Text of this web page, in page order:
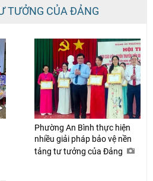
TƯỞNG CỦA ĐẢNG
Phường An Bình thực hiện
nhiều giải pháp bảo vệ nền
tảng tư tưởng của Đảng